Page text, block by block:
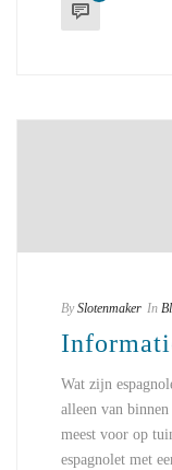
By Slotenmaker In
Wat zijn
alleen van
meest voor op
espagnolet met